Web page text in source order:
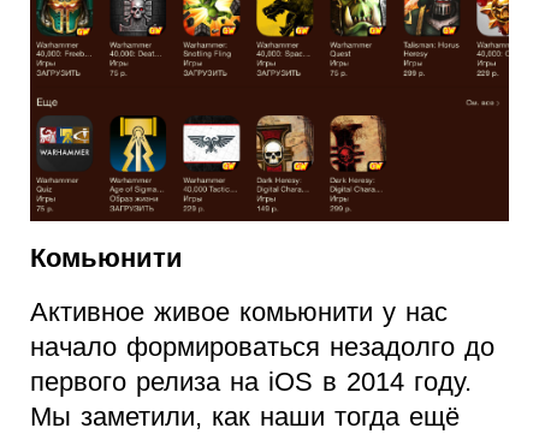
Комьюнити
Активное живое комьюнити у нас
начало формироваться незадолго до
первого релиза на iOS в 2014 году.
Мы заметили, как наши тогда ещё